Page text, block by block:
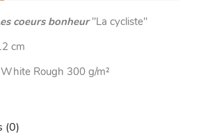
coeurs bonheur"La cycliste"
cm
Rough 300 g/m²
(0)